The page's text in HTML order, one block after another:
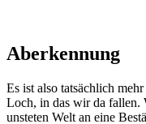
Aberkennung
Es ist also tatsächlich
Loch, in das wir da fallen.
unsteten Welt an eine